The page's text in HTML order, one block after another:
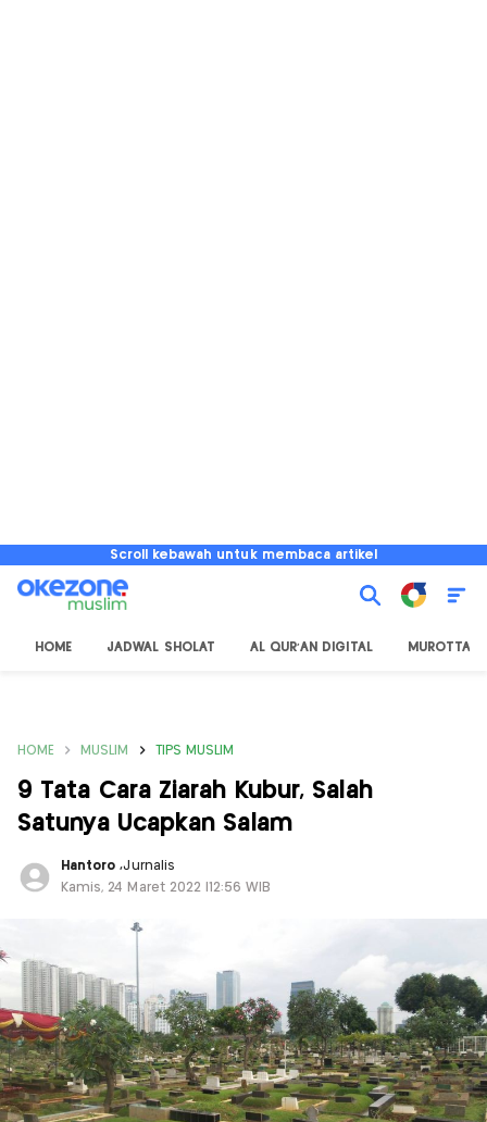
Scroll kebawah untuk membaca artikel
HOME JADWAL SHOLAT AL QUR'AN DIGITAL MUROTTAL
HOME MUSLIM TIPS MUSLIM
9 Tata Cara Ziarah Kubur, Salah
Satunya Ucapkan Salam
Hantoro,Jurnalis
Kamis, 24 Maret 2022 |12:56 WIB